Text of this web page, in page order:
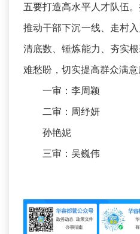
五要打造高水平人才队伍
推动干部下沉一线、走村
清底数、锤炼能力、夯实
难愁盼，切实提高群众满意
一审：李周颖
二审：周纾妍
孙艳妮
三审：吴巍伟